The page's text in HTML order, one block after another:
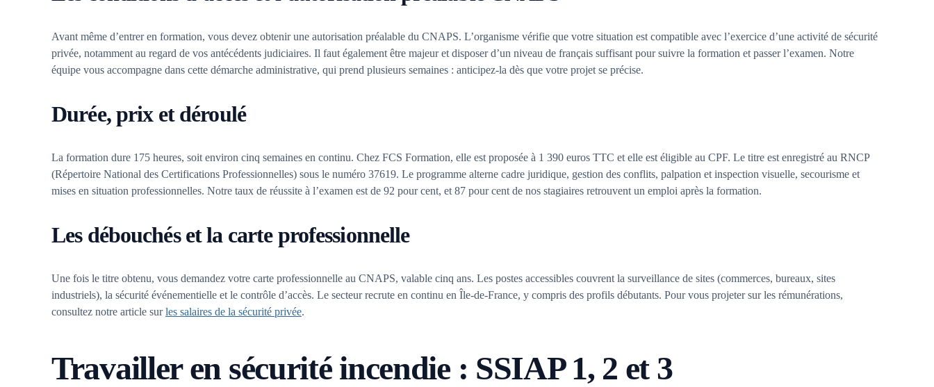
Avant même d’entrer en formation, vous devez obtenir une autorisation préalable du CNAPS. L’organisme vérifie que votre situation est compatible avec l’exercice d’une activité de sécurité
privée, notamment au regard de vos antécédents judiciaires. Il faut également être majeur et disposer d’un niveau de français suffisant pour suivre la formation et passer l’examen. Notre
équipe vous accompagne dans cette démarche administrative, qui prend plusieurs semaines : anticipez-la dès que votre projet se précise.
Durée, prix et déroulé
La formation dure 175 heures, soit environ cinq semaines en continu. Chez FCS Formation, elle est proposée à 1 390 euros TTC et elle est éligible au CPF. Le titre est enregistré au RNCP
(Répertoire National des Certifications Professionnelles) sous le numéro 37619. Le programme alterne cadre juridique, gestion des conflits, palpation et inspection visuelle, secourisme et
mises en situation professionnelles. Notre taux de réussite à l’examen est de 92 pour cent, et 87 pour cent de nos stagiaires retrouvent un emploi après la formation.
Les débouchés et la carte professionnelle
Une fois le titre obtenu, vous demandez votre carte professionnelle au CNAPS, valable cinq ans. Les postes accessibles couvrent la surveillance de sites (commerces, bureaux, sites
industriels), la sécurité événementielle et le contrôle d’accès. Le secteur recrute en continu en Île-de-France, y compris des profils débutants. Pour vous projeter sur les rémunérations,
consultez notre article surles salaires de la sécurité privée.
Travailler en sécurité incendie : SSIAP 1, 2 et 3